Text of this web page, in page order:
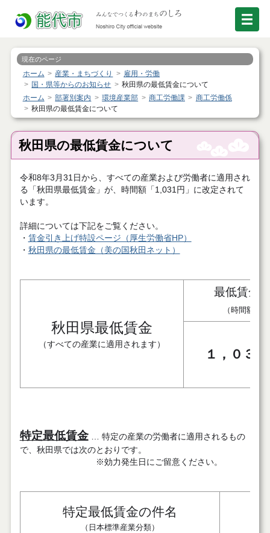
現在のページ
ホーム 産業・まちづくり
雇用・労働
国・県等からのお知らせ
秋田県の最低賃金について
ホーム
部署別案内 環境産業部 商工労働課
商工労働係
秋田県の最低賃金について
秋田県の最低賃金について
令和8年3月31日から、すべての産業および労働者に適用され
る「秋田県最低賃金」が、時間額「1,031円」に改定されて
います。
詳細については下記をご覧ください。
・ 賃金引き上げ特設ページ（厚生労働省HP）
・ 秋田県の最低賃金（美の国秋田ネット）
秋田県最低賃金
（すべての産業に適用されます）
最低賃金
（時間額）
１，０３
特定最低賃金… 特定の産業の労働者に適用されるもの
で、秋田県では次のとおりです。
※効力発生日にご留意ください。
特定最低賃金の件名
（日本標準産業分類）